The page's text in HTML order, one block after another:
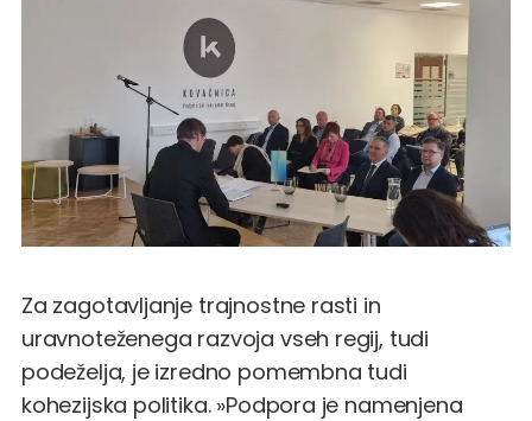
Za zagotavljanje trajnostne rasti in
uravnoteženega razvoja vseh regij, tudi
podeželja, je izredno pomembna tudi
kohezijska politika. »Podpora je namenjena